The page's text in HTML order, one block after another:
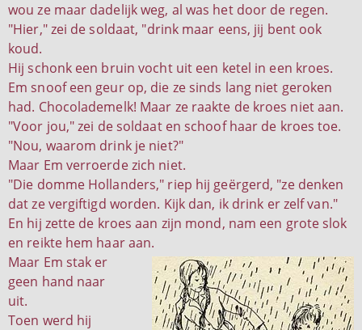
wou ze maar dadelijk weg, al was het door de regen.
"Hier," zei de soldaat, "drink maar eens, jij bent ook
koud.
Hij schonk een bruin vocht uit een ketel in een kroes.
Em snoof een geur op, die ze sinds lang niet geroken
had. Chocolademelk! Maar ze raakte de kroes niet aan.
"Voor jou," zei de soldaat en schoof haar de kroes toe.
"Nou, waarom drink je niet?"
Maar Em verroerde zich niet.
"Die domme Hollanders," riep hij geërgerd, "ze denken
dat ze vergiftigd worden. Kijk dan, ik drink er zelf van."
En hij zette de kroes aan zijn mond, nam een grote slok
en reikte hem haar aan.
Maar Em stak er
geen hand naar
uit.
Toen werd hij